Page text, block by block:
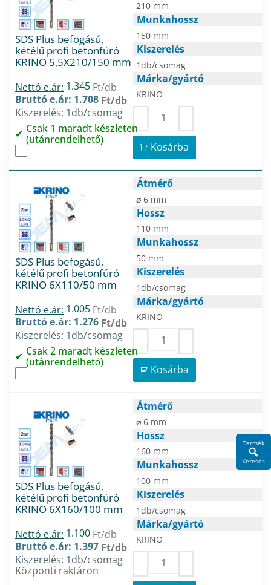
SDS Plus befogású,
kétélű profi betonfúró
KRINO 5,5X210/150 mm
Nettó e.ár: 1.345 Ft/db
Bruttó e.ár: 1.708 Ft/db
Kiszerelés: 1db/csomag
Csak 1 maradt készleten
(utánrendelhető)
210 mm
Munkahossz
150 mm
Kiszerelés
1db/csomag
Márka/gyártó
KRINO
Kosárba
SDS Plus befogású,
kétélű profi betonfúró
KRINO 6X110/50 mm
Nettó e.ár: 1.005 Ft/db
Bruttó e.ár: 1.276 Ft/db
Kiszerelés: 1db/csomag
Csak 2 maradt készleten
(utánrendelhető)
Átmérő
⌀ 6 mm
Hossz
110 mm
Munkahossz
50 mm
Kiszerelés
1db/csomag
Márka/gyártó
KRINO
Kosárba
SDS Plus befogású,
kétélű profi betonfúró
KRINO 6X160/100 mm
Nettó e.ár: 1.100 Ft/db
Bruttó e.ár: 1.397 Ft/db
Kiszerelés: 1db/csomag
Központi raktáron
Átmérő
⌀ 6 mm
Hossz
160 mm
Munkahossz
100 mm
Kiszerelés
1db/csomag
Márka/gyártó
KRINO
Termék
Keresés